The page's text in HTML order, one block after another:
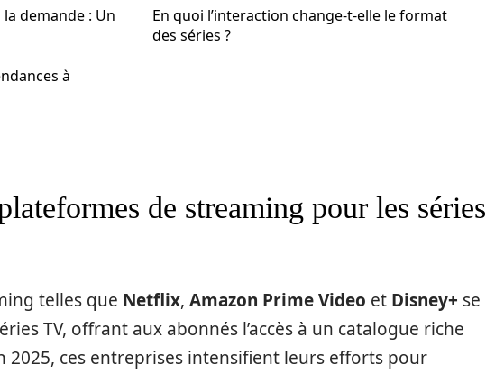
demande : Un
à
En quoi l’interaction change-t-elle le format
des séries ?
de streaming pour les séries
telles que Netflix, Amazon Prime Video et Disney+ se
TV, offrant aux abonnés l’accès à un catalogue riche
2025, ces entreprises intensifient leurs efforts pour